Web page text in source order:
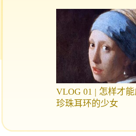
VLOG 01 | 怎样才
珍珠耳环的少女